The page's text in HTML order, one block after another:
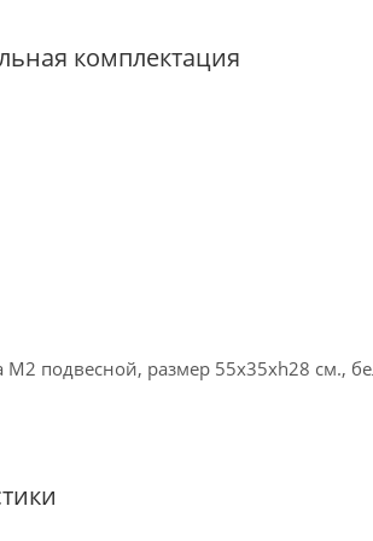
комплектация
M2 подвесной, размер 55х35хh28 см.,